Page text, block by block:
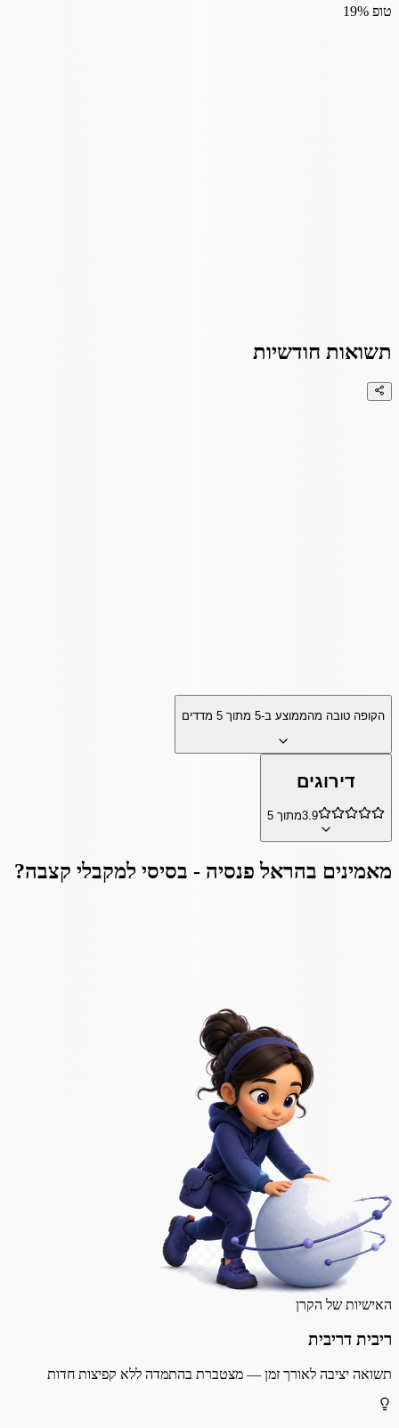
טופ 19%
תשואות חודשיות
הקופה טובה מהממוצע ב-5 מתוך 5 מדדים
דירוגים
3.9מתוך 5
מאמינים בהראל פנסיה - בסיסי למקבלי קצבה?
האישיות של הקרן
ריבית דריבית
תשואה יציבה לאורך זמן — מצטברת בהתמדה ללא קפיצות חדות